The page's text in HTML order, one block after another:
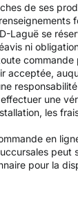
de ses
Laguë se
ni
acceptée,
une
les
en
pour la